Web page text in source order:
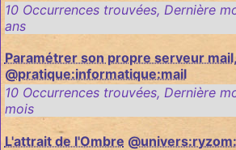
10 Occurrences trouvées, Dernière
ans
Paramétrer son propre serveur
@pratique:informatique:mail
10 Occurrences trouvées, Dernière
mois
L'attrait de l'Ombre